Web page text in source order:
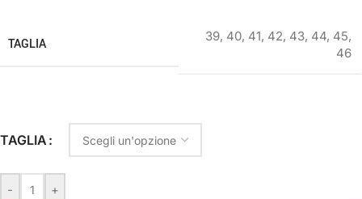
TAGLIA 39, 40, 41, 42, 43, 44, 45,
46
TAGLIA
- +